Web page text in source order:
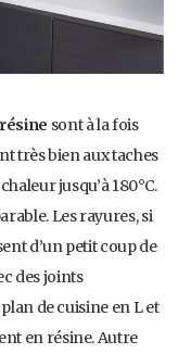
sont à la fois
très bien aux taches
jusqu’à 180°C.
Les rayures, si
d’un petit coup de
des joints
de cuisine en L et
en résine. Autre